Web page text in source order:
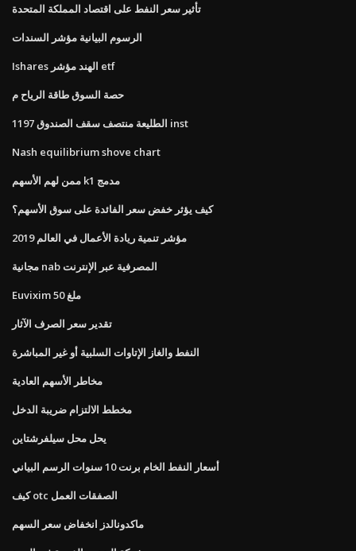
تأثير سعر النفط على اقتصاد المملكة المتحدة
الرسوم البيانية مؤشر السندات
Ishares الهند مؤشر etf
حصة السوق طاقة الرياح م
1197 الطليعة منتصف سقف الصندوق inst
Nash equilibrium shove chart
ممن لهم الأسهم k1 مدمج
كيف يؤثر خفض سعر الفائدة على سوق الأسهم؟
مؤشر تنمية ريادة الأعمال في العالم 2019
مجانية nab المصرفية عبر الإنترنت
Euvixim 50 ملغ
تقدير سعر الصرف الآثار
النفط والغاز الإتاوات السلبية أو غير المباشرة
مخاطر الأسهم العادية
مخطط الالتزام ضريبة الدخل
يحل محل سيلفرشتاين
أسعار النفط الخام برنت 10 سنوات الرسم البياني
كيف otc الصفقات العمل
ماكدونالدز انخفاض سعر السهم